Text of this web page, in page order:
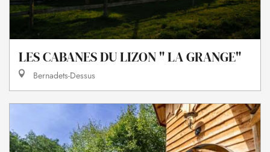
LES CABANES DU LIZON " LA GRANGE"
Bernadets-Dessus